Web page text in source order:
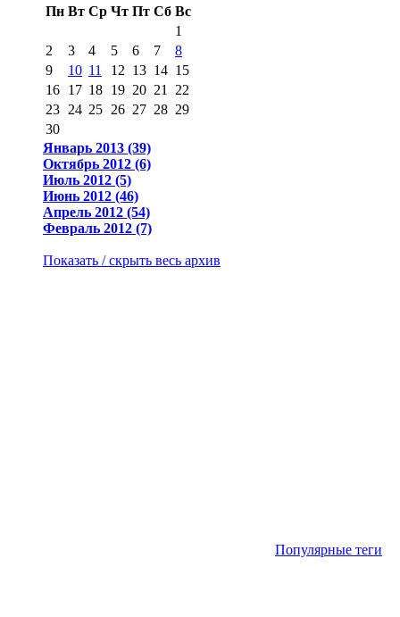
Пн Вт Ср Чт Пт Сб Вс
1
2
3 4 5 6 7
8
9
10 11 12 13 14 15
16 17 18 19 20 21
22
23 24 25 26 27 28 29
30
Январь 2013 (39)
Октябрь 2012 (6)
Июль 2012 (5)
Июнь 2012 (46)
Апрель 2012 (54)
Февраль 2012 (7)
Показать / скрыть весь архив
Популярные теги